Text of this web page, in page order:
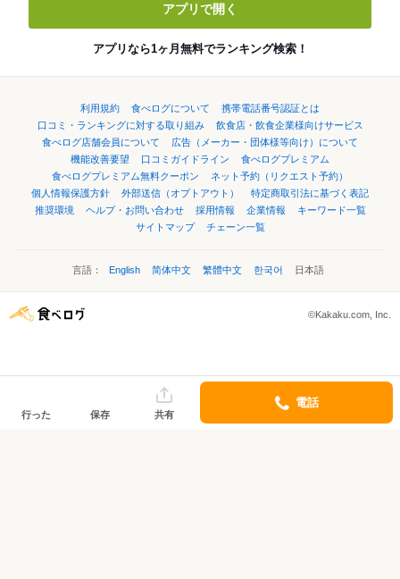
アプリで開く
アプリなら1ヶ月無料でランキング検索！
利用規約 食べログについて
携帯電話番号認証とは
口コミ・ランキングに対する取り組み
飲食店・飲食企業様向けサービス
食べログ店舗会員について
広告（メーカー・団体様等向け）について
機能改善要望
口コミガイドライン
食べログプレミアム
食べログプレミアム無料クーポン
ネット予約（リクエスト予約）
個人情報保護方針
外部送信（オプトアウト）
特定商取引法に基づく表記
推奨環境
ヘルプ・お問い合わせ 採用情報 企業情報
キーワード一覧
サイトマップ
チェーン一覧
言語： English 简体中文 繁體中文 한국어 日本語
©Kakaku.com, Inc.
行った 保存 共有
電話